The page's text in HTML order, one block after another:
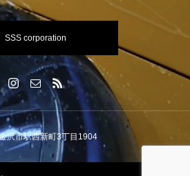
SSS corporation
沢市駅西新町3丁目1904